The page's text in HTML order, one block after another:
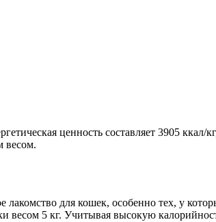
ценность составляет 3905 ккал/
весом.
для кошек, особенно тех, у
5 кг. Учитывая высокую